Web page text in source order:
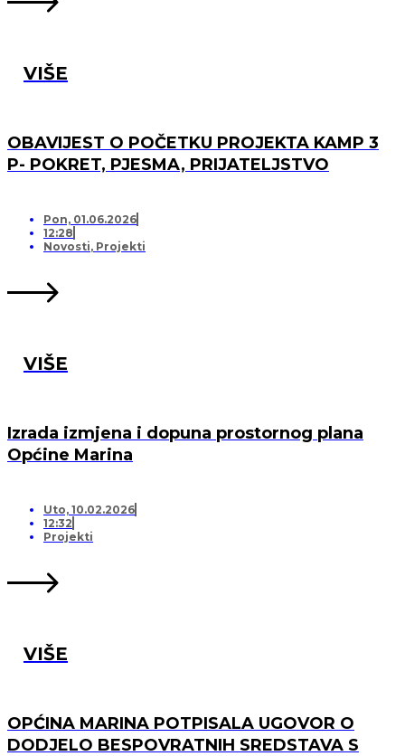
VIŠE
OBAVIJEST O POČETKU PROJEKTA KAMP 3
P- POKRET, PJESMA, PRIJATELJSTVO
Pon, 01.06.2026
12:28
Novosti, Projekti
VIŠE
Izrada izmjena i dopuna prostornog plana
Općine Marina
Uto, 10.02.2026
12:32
Projekti
VIŠE
OPĆINA MARINA POTPISALA UGOVOR O
DODJELO BESPOVRATNIH SREDSTAVA S